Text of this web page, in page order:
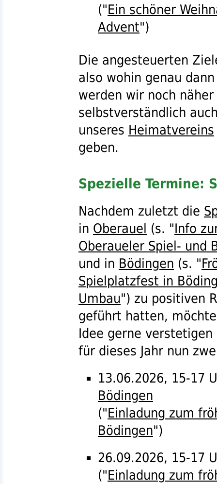
("Ein schöner
Advent")
Die angesteuerten
also wohin genau
werden wir noch
selbstverständlich
unseres Heimatvereins
geben.
Spezielle Termine:
Nachdem zuletzt die
in Oberauel (s. "Info
Oberaueler Spiel- und
und in Bödingen (s. "
Spielplatzfest in
Umbau") zu positiven
geführt hatten,
Idee gerne verstetigen
für dieses Jahr nun
13.06.2026, 15-17
Bödingen
("Einladung zum
Bödingen")
26.09.2026, 15-17
("Einladung zum